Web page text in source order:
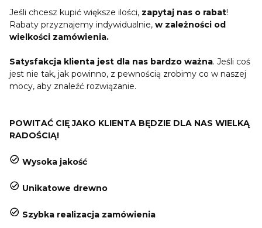
Jeśli chcesz kupić większe ilości, zapytaj nas o rabat!
Rabaty przyznajemy indywidualnie, w zależności od
wielkości zamówienia.
Satysfakcja klienta jest dla nas bardzo ważna. Jeśli coś
jest nie tak, jak powinno, z pewnością zrobimy co w naszej
mocy, aby znaleźć rozwiązanie.
POWITAĆ CIĘ JAKO KLIENTA BĘDZIE DLA NAS WIELKĄ
RADOŚCIĄ!
Wysoka jakość
Unikatowe drewno
Szybka realizacja zamówienia